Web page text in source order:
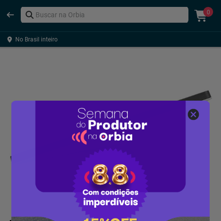
0
No Brasil inteiro